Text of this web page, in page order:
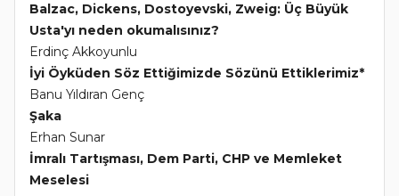
Balzac, Dickens, Dostoyevski, Zweig: Üç Büyük
Usta'yı neden okumalısınız?
Erdinç Akkoyunlu
İyi Öyküden Söz Ettiğimizde Sözünü Ettiklerimiz*
Banu Yıldıran Genç
Şaka
Erhan Sunar
İmralı Tartışması, Dem Parti, CHP ve Memleket
Meselesi